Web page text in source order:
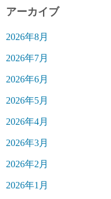
アーカイブ
2026年8月
2026年7月
2026年6月
2026年5月
2026年4月
2026年3月
2026年2月
2026年1月